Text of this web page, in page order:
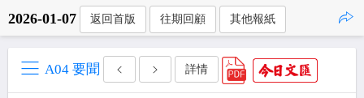
2026-01-07 返回首版 往期回顧 其他報紙
A04 要聞 詳情